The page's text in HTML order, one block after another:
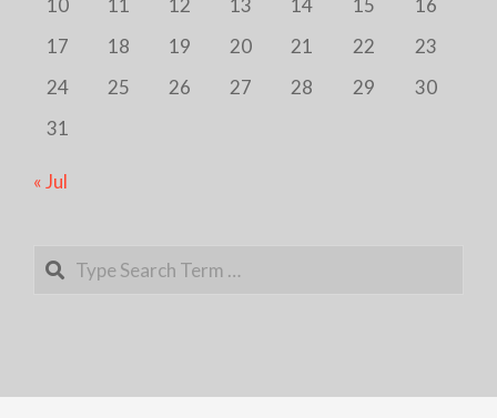
10
11 12 13 14 15
16
17
18 19 20 21 22
23
24
25 26 27 28 29
30
31
« Jul